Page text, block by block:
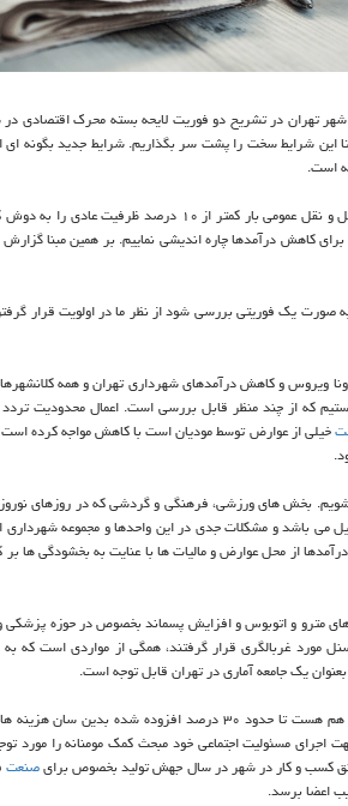
تهران در تشریح دو فوریت لایحه بسته محرک اقتصادی در
این شرایط سخت را پشت سر بگذاریم. شرایط جدید بگونه
است.
وی اضافه کرد: در روزهای نیمه دوم اسفند و نیمه اول فروردین ماه با ظرفیت ۸۰ درصد حوزه حمل و
کاهش درآمدها چاره اندیشی نماییم. بر همین مبنا
صورت یک فوریتی بررسی شود از نظر ما در اولویت قرار
ویروس و کاهش درآمدهای شهرداری تهران و همه
که از چند منظر قابل بررسی است. اعمال محدودیت
خیلی از عوارض توسط مودیان است با کاهش مواجه کرده است
بخش های ورزشی، فرهنگی و گردشی که در روزهای
می باشد و مشکلات جدی در این واحدها و مجموعه
از محل عوارض و مالیات ها با عنایت به بخشودگی ها
های مترو و اتوبوس و افزایش پسماند بخصوص در حوزه پزشکی
غربالگری پرسنل که تا هفته گذشته بیشتر از ۵۳ هزار نفر از پرسنل مورد غربالگری قرار گرفتند، همگی
یک جامعه آماری در تهران قابل توجه است.
وی تصریح کرد: ر اساس اصلاحیه هیات وزیران حقوق پایه کارکنان شهرداری که حداقل حقوق کار هم هست تا
مسئولیت اجتماعی خود مبحث کمک مومنانه را مورد
کسب و کار در شهر در سال جهش تولید بخصوص برایصنعت
اعضا برسد.